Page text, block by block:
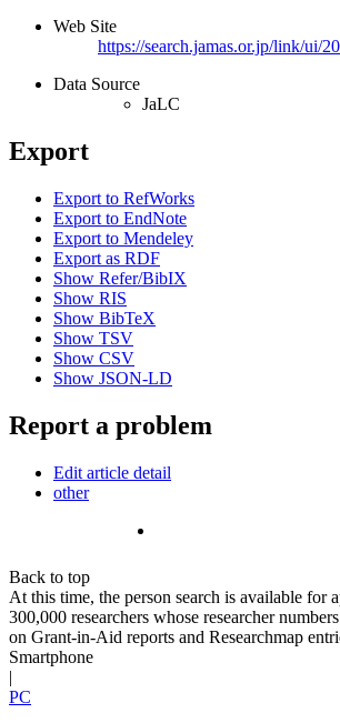
Web Site
https://search.jamas.or.jp/link/ui/
Data Source
JaLC
Export
Export to RefWorks
Export to EndNote
Export to Mendeley
Export as RDF
Show Refer/BibIX
Show RIS
Show BibTeX
Show TSV
Show CSV
Show JSON-LD
Report a problem
Edit article detail
other
Back to top
At this time, the person search is available for
300,000 researchers whose researcher
on Grant-in-Aid reports and Researchmap
Smartphone
|
PC